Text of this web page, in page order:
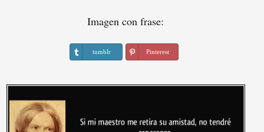
Imagen con frase:
tumblr Pinterest